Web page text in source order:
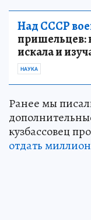
Над СССР
пришельцев:
искала и
НАУКА
Ранее мы
кузбассовец
отдать